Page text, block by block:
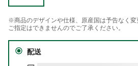
※商品のデザインや仕様、原産国は予告なく変
ご指定はできませんのでご了承ください。
配送